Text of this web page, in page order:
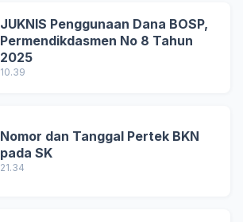
JUKNIS Penggunaan Dana BOSP,
Permendikdasmen No 8 Tahun
2025
10.39
Nomor dan Tanggal Pertek BKN
pada SK
21.34